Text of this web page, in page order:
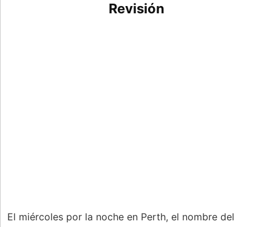
Revisión
El miércoles por la noche en Perth, el nombre del